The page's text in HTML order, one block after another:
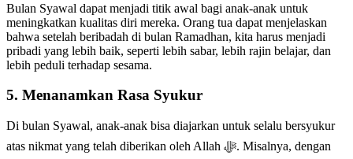
Bulan Syawal dapat menjadi titik awal bagi anak-anak untuk
meningkatkan kualitas diri mereka. Orang tua dapat menjelaskan
bahwa setelah beribadah di bulan Ramadhan, kita harus menjadi
pribadi yang lebih baik, seperti lebih sabar, lebih rajin belajar, dan
lebih peduli terhadap sesama.
5. Menanamkan Rasa Syukur
Di bulan Syawal, anak-anak bisa diajarkan untuk selalu bersyukur
atas nikmat yang telah diberikan oleh Allah ﷻ. Misalnya, dengan